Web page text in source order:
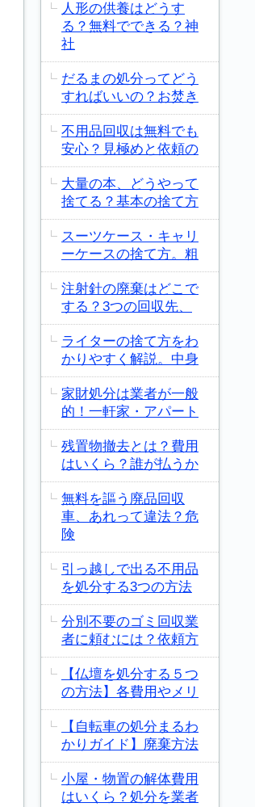
人形の供養はどうす
る？無料でできる？神
社
だるまの処分ってどう
すればいいの？お焚き
不用品回収は無料でも
安心？見極めと依頼の
大量の本、どうやって
捨てる？基本の捨て方
スーツケース・キャリ
ーケースの捨て方。粗
注射針の廃棄はどこで
する？3つの回収先、
ライターの捨て方をわ
かりやすく解説。中身
家財処分は業者が一般
的！一軒家・アパート
残置物撤去とは？費用
はいくら？誰が払うか
無料を謳う廃品回収
車、あれって違法？危
険
引っ越しで出る不用品
を処分する3つの方法
分別不要のゴミ回収業
者に頼むには？依頼方
【仏壇を処分する５つ
の方法】各費用やメリ
【自転車の処分まるわ
かりガイド】廃棄方法
小屋・物置の解体費用
はいくら？処分を業者